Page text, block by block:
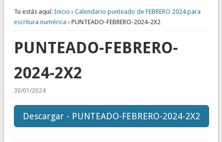
Tu estás aquí: Inicio › Calendario punteado de FEBRERO 2024 para
escritura numérica › PUNTEADO-FEBRERO-2024-2X2
PUNTEADO-FEBRERO-
2024-2X2
30/01/2024
Descargar - PUNTEADO-FEBRERO-2024-2X2